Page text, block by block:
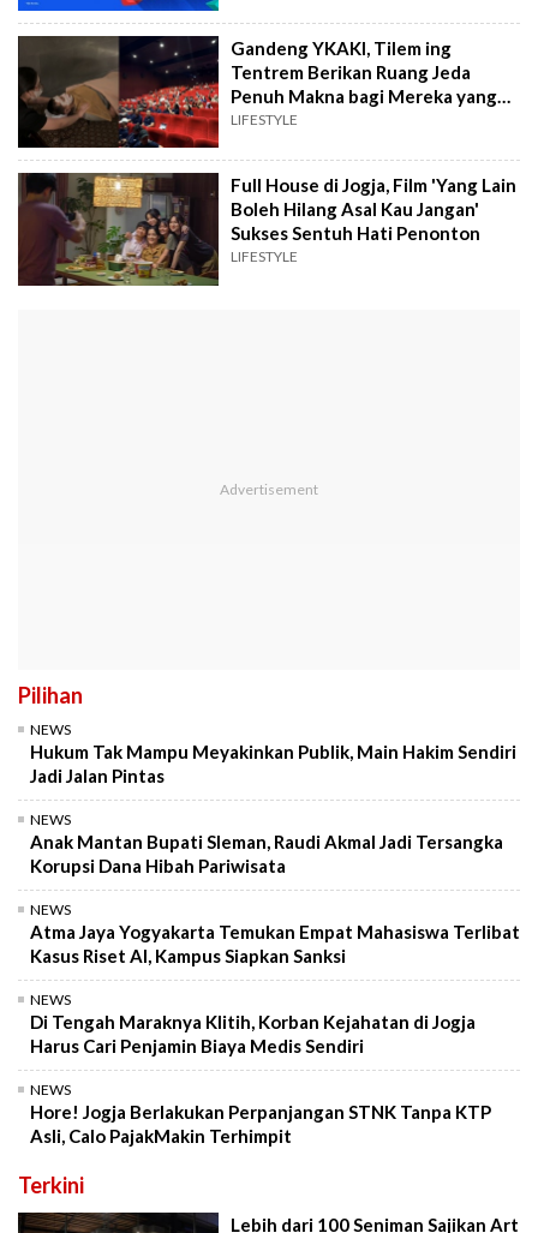
Gandeng YKAKI, Tilem ing
Tentrem Berikan Ruang Jeda
Penuh Makna bagi Mereka yang
Merawat
LIFESTYLE
Full House di Jogja, Film 'Yang Lain
Boleh Hilang Asal Kau Jangan'
Sukses Sentuh Hati Penonton
LIFESTYLE
Pilihan
NEWS
Hukum Tak Mampu Meyakinkan Publik, Main Hakim Sendiri
Jadi Jalan Pintas
NEWS
Anak Mantan Bupati Sleman, Raudi Akmal Jadi Tersangka
Korupsi Dana Hibah Pariwisata
NEWS
Atma Jaya Yogyakarta Temukan Empat Mahasiswa Terlibat
Kasus Riset AI, Kampus Siapkan Sanksi
NEWS
Di Tengah Maraknya Klitih, Korban Kejahatan di Jogja
Harus Cari Penjamin Biaya Medis Sendiri
NEWS
Hore! Jogja Berlakukan Perpanjangan STNK Tanpa KTP
Asli, Calo PajakMakin Terhimpit
Terkini
Lebih dari 100 Seniman Sajikan Art